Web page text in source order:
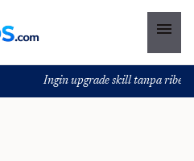
menu
Ingin upgrade skill tanpa ribet?